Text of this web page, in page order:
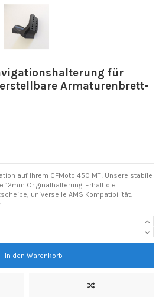
für
Armaturenbrett-
auf Ihrem CFMoto 450 MT! Unsere stabile
Originalhalterung. Erhält die
universelle AMS Kompatibilität.
In den Warenkorb